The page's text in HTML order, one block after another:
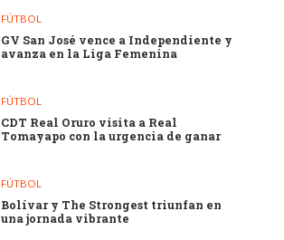
FÚTBOL
GV San José vence a Independiente y
avanza en la Liga Femenina
FÚTBOL
CDT Real Oruro visita a Real
Tomayapo con la urgencia de ganar
FÚTBOL
Bolívar y The Strongest triunfan en
una jornada vibrante